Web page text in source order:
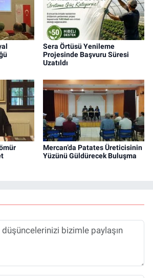
Sera Örtüsü Yenileme
Projesinde Başvuru Süresi
Uzatıldı
Mercan’da Patates Üreticisinin
Yüzünü Güldürecek Buluşma